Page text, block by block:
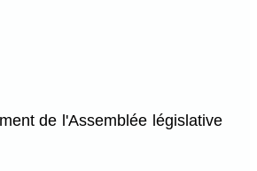
de l'Assemblée législative